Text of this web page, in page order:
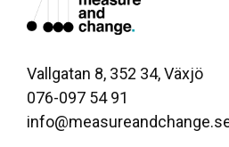
Vallgatan 8, 352 34, Växjö
076-097 54 91